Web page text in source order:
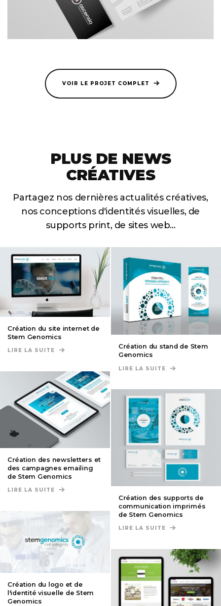
VOIR LE PROJET COMPLET
PLUS DE NEWS
CRÉATIVES
Partagez nos dernières actualités créatives,
nos conceptionsd'identités visuelles, de
supports print, de sites web...
Création du site internet de
Stem Genomics
LIRE LA SUITE DE CRÉATION DU SITE INTERNET DE STEM
Création des newsletters et
des campagnes emailing
de Stem Genomics
LIRE LA SUITE DE CRÉATION DES NEWSLETTERS ET DES
Création du logo et de
l'identité visuelle de Stem
Genomics
Création du stand de Stem
Genomics
LIRE LA SUITE DE CRÉATION
Création des supports de
communication imprimés
de Stem Genomics
LIRE LA SUITE DE CRÉATION